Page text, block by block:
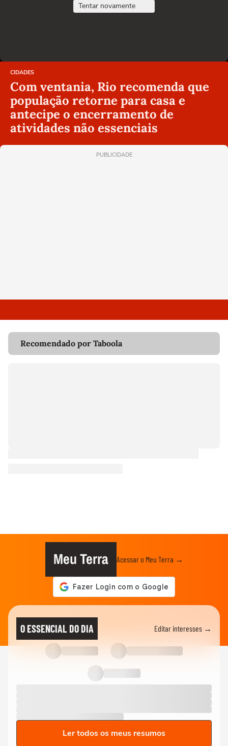
Tentar novamente
CIDADES
Com ventania, Rio recomenda que
população retorne para casa e
antecipe o encerramento de
atividades não essenciais
PUBLICIDADE
Recomendado por Taboola
Meu Terra Acessar o Meu Terra →
O ESSENCIAL DO DIA Editar interesses →
Ler todos os meus resumos